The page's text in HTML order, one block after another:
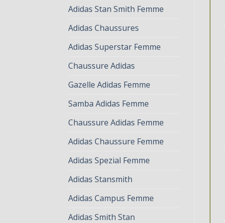
Adidas Stan Smith Femme
Adidas Chaussures
Adidas Superstar Femme
Chaussure Adidas
Gazelle Adidas Femme
Samba Adidas Femme
Chaussure Adidas Femme
Adidas Chaussure Femme
Adidas Spezial Femme
Adidas Stansmith
Adidas Campus Femme
Adidas Smith Stan